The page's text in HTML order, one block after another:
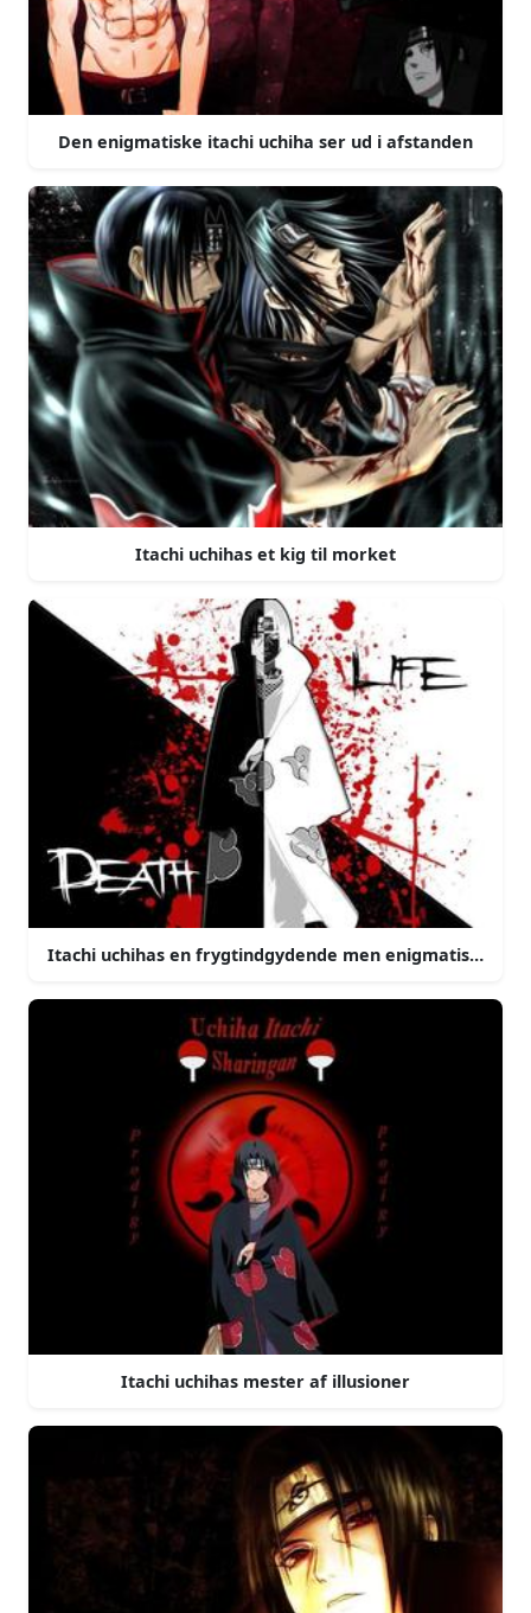
Den enigmatiske itachi uchiha ser ud i afstanden
Itachi uchihas et kig til morket
Itachi uchihas en frygtindgydende men enigmatisk
Itachi uchihas mester af illusioner